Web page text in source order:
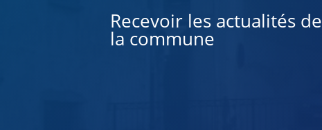
Recevoir les actualités de
la commune